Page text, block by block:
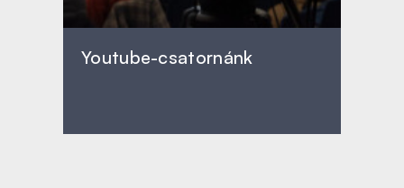
Youtube-csatornánk